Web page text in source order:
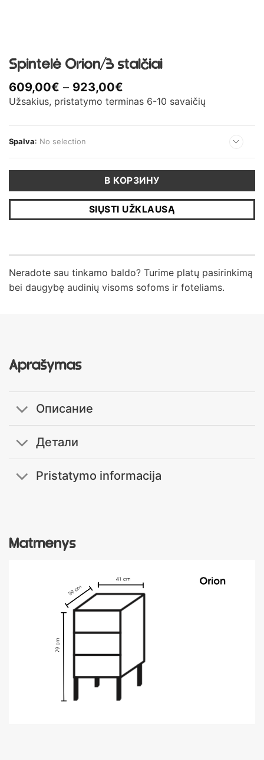
Spintelė Orion/3 stalčiai
609,00€ – 923,00€
цен:
609,00€
Užsakius, pristatymo terminas 6-10 savaičių
Spalva: No selection
В КОРЗИНУ
SIŲSTI UŽKLAUSĄ
Neradote sau tinkamo baldo? Turime platų pasirinkimą
bei daugybę audinių visoms sofoms ir foteliams.
Matmenys
Aprašymas
Описание
Детали
Pristatymo informacija